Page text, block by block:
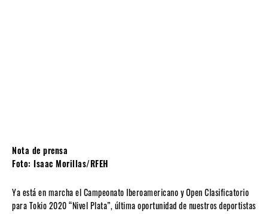
Nota de prensa
Foto: Isaac Morillas/RFEH
Ya está en marcha el Campeonato Iberoamericano y Open Clasificatorio
para Tokio 2020 “Nivel Plata”, última oportunidad de nuestros deportistas